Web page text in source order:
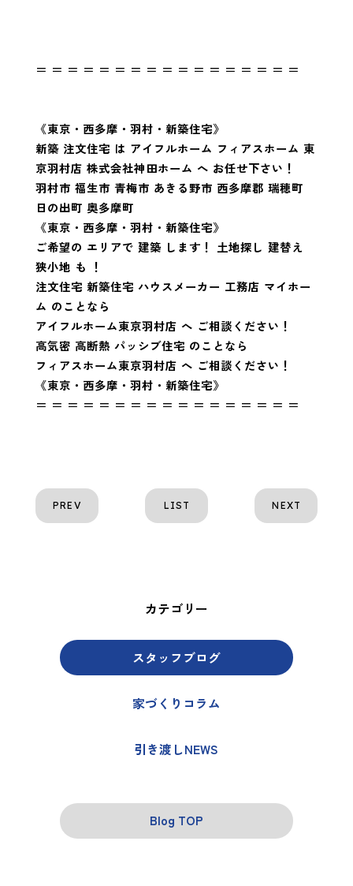
＝ ＝ ＝ ＝ ＝ ＝ ＝ ＝ ＝ ＝ ＝ ＝ ＝ ＝ ＝ ＝ ＝
《東京・西多摩・羽村・新築住宅》
新築 注文住宅 は アイフルホーム フィアスホーム 東
京羽村店 株式会社神田ホーム へ お任せ下さい！
羽村市 福生市 青梅市 あきる野市 西多摩郡 瑞穂町
日の出町 奥多摩町
《東京・西多摩・羽村・新築住宅》
ご希望の エリアで 建築 します！ 土地探し 建替え
狭小地 も ！
注文住宅 新築住宅 ハウスメーカー 工務店 マイホー
ム のことなら
アイフルホーム東京羽村店 へ ご相談ください！
高気密 高断熱 パッシブ住宅 のことなら
フィアスホーム東京羽村店 へ ご相談ください！
《東京・西多摩・羽村・新築住宅》
＝ ＝ ＝ ＝ ＝ ＝ ＝ ＝ ＝ ＝ ＝ ＝ ＝ ＝ ＝ ＝ ＝
PREV LIST NEXT
カテゴリー
スタッフブログ
家づくりコラム
引き渡しNEWS
Blog TOP